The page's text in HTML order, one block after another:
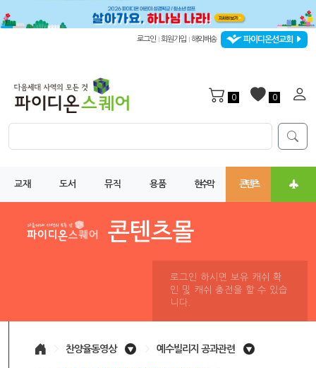
로그인 회원가입 해외배송 파이디온선교회
0 0
교재 도서 뮤직 용품 현수막 콘텐츠
로그인 하시면 보유 캐쉬 확
인 및 캐쉬 충전을 할 수 있습
니다.
찬양율동영상 예수빌리지 공과관련